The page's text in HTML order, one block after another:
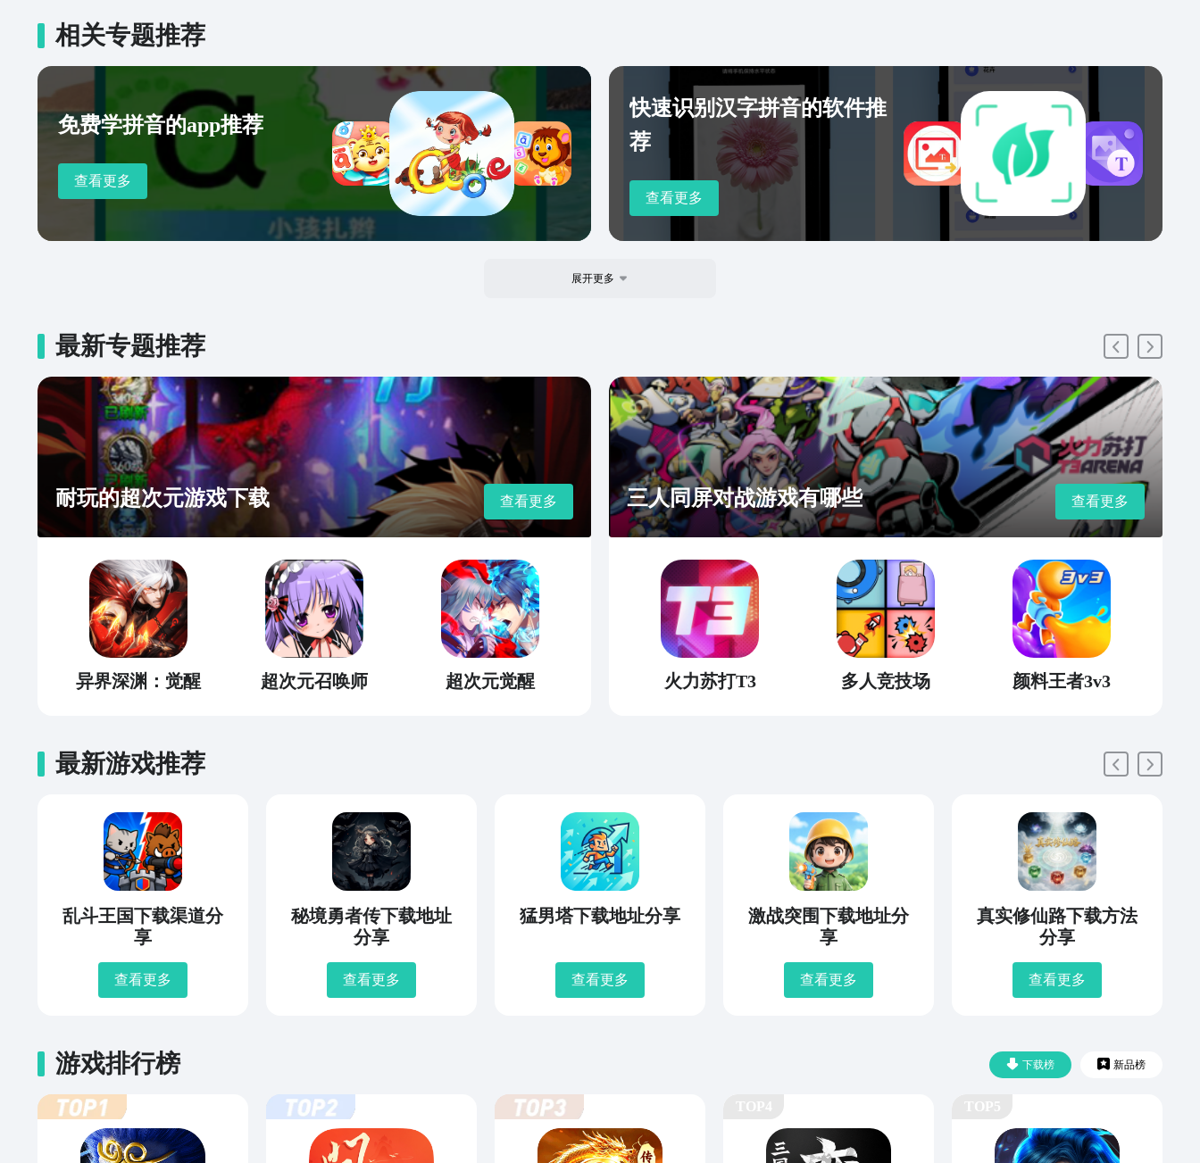
相关专题推荐
免费学拼音的app推荐
查看更多
快速识别汉字拼音的软件推
荐
查看更多
展开更多
最新专题推荐
耐玩的超次元游戏下载 查看更多
异界深渊：觉醒 超次元召唤师 超次元觉醒
三人同屏对战游戏有哪些 查看更多
火力苏打T3 多人竞技场 颜料王者3v3
最新游戏推荐
乱斗王国下载渠道分
享
查看更多
秘境勇者传下载地址
分享
查看更多
猛男塔下载地址分享
查看更多
激战突围下载地址分
享
查看更多
真实修仙路下载方法
分享
查看更多
下载榜 新品榜
游戏排行榜